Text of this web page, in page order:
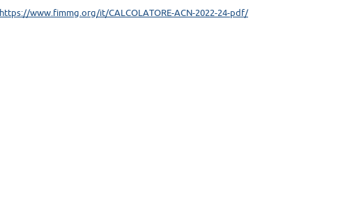
https://www.fimmg.org/it/CALCOLATORE-ACN-2022-24-pdf/